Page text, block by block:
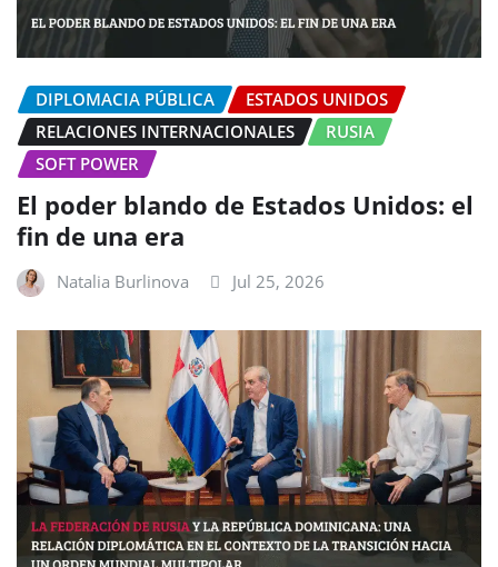
DIPLOMACIA PÚBLICA
ESTADOS UNIDOS
RELACIONES INTERNACIONALES
RUSIA
SOFT POWER
El poder blando de Estados Unidos: el
fin de una era
Natalia Burlinova Jul 25, 2026